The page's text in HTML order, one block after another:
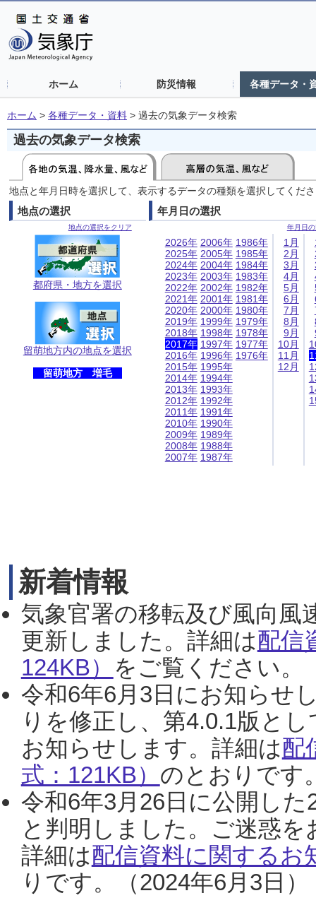
ホーム 防災情報 各種データ・
ホーム > 各種データ・資料 > 過去の気象データ検索
過去の気象データ検索
地点と年月日時を選択して、表示するデータの種類を選択してくだ
地点の選択
地点の選択をクリア
都府県・地方を選択
留萌地方内の地点を選択
留萌地方 増毛
年月日の選択
年月日
2026年
2025年
2024年
2023年
2022年
2021年
2020年
2019年
2018年
2017年
2016年
2015年
2014年
2013年
2012年
2011年
2010年
2009年
2008年
2007年
2006年
2005年
2004年
2003年
2002年
2001年
2000年
1999年
1998年
1997年
1996年
1995年
1994年
1993年
1992年
1991年
1990年
1989年
1988年
1987年
1986年
1985年
1984年
1983年
1982年
1981年
1980年
1979年
1978年
1977年
1976年
1月
2月
3月
4月
5月
6月
7月
8月
9月
10月
11月
12月
新着情報
気象官署の移転及び風向風
更新しました。詳細は配信
124KB） をご覧ください。
令和6年6月3日にお知らせ
りを修正し、第4.0.1版と
お知らせします。詳細は配
式：121KB） のとおりです
令和6年3月26日に公開し
と判明しました。ご迷惑
詳細は配信資料に関するお
りです。（2024年6月3日）